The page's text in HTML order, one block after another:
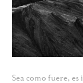
Sea como fuere,